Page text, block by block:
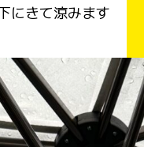
にきて涼みます